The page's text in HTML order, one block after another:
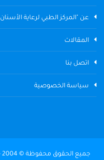
عن "المركز الطبي لرعاية الأسنان"
المقالات
اتصل بنا
سياسة الخصوصية